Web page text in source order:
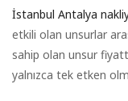
İstanbul Antalya
etkili olan unsurlar
sahip olan unsur
yalnızca tek etken